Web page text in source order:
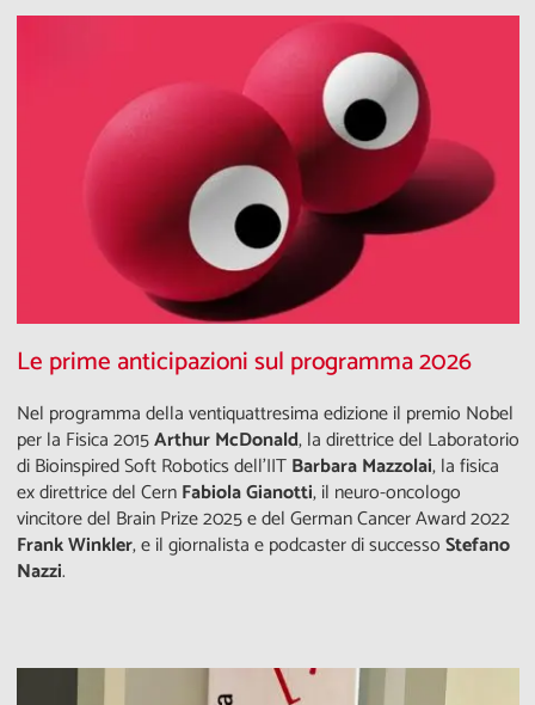
Le prime anticipazioni sul programma 2026
Nel programma della ventiquattresima edizione il premio Nobel
per la Fisica 2015Arthur McDonald, la direttrice del Laboratorio
di Bioinspired Soft Robotics dell’IITBarbara Mazzolai, la fisica
ex direttrice del CernFabiola Gianotti, il neuro-oncologo
vincitore del Brain Prize 2025 e del German Cancer Award 2022
Frank Winkler, e il giornalista e podcaster di successoStefano
Nazzi.